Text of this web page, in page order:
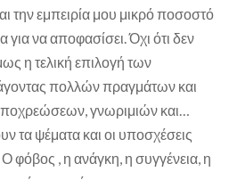
την εμπειρία μου μικρό ποσοστό
για να αποφασίσει. Όχι ότι δεν
η τελική επιλογή των
πολλών πραγμάτων και
γνωριμιών και…
τα ψέματα και οι υποσχέσεις
φόβος , η ανάγκη, η συγγένεια, η